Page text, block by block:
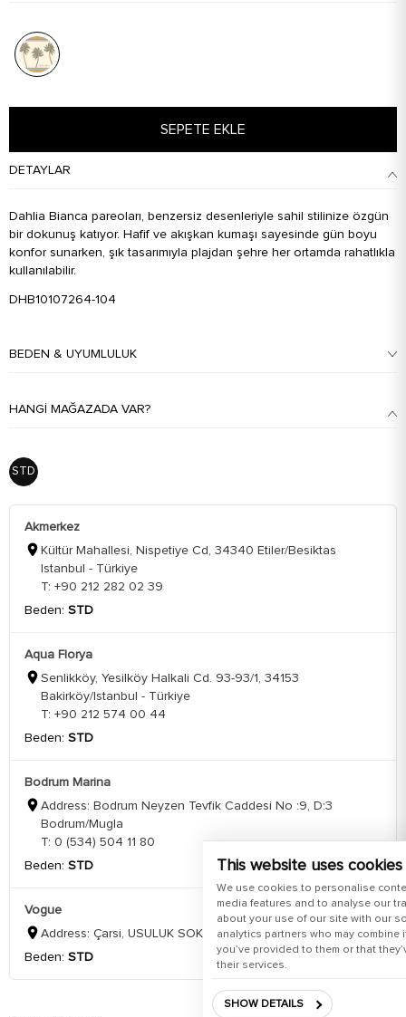
This website uses cookies
We use cookies to personalise
media features and to analyse our
about your use of our site with our
analytics partners who may
you’ve provided to them or that
their services.
SHOW DETAILS
SEPETE EKLE
DETAYLAR
Dahlia Bianca pareoları, benzersiz desenleriyle sahil stilinize özgün
bir dokunuş katıyor. Hafif ve akışkan kumaşı sayesinde gün boyu
konfor sunarken, şık tasarımıyla plajdan şehre her ortamda rahatlıkla
kullanılabilir.
DHB10107264-104
BEDEN & UYUMLULUK
HANGI MAĞAZADA VAR?
STD
Akmerkez
Kültür Mahallesi, Nispetiye Cd, 34340 Etiler/Besiktas
Istanbul - Türkiye
T: +90 212 282 02 39
Beden: STD
Aqua Florya
Senlikköy, Yesilköy Halkali Cd. 93-93/1, 34153
Bakirköy/Istanbul - Türkiye
T: +90 212 574 00 44
Beden: STD
Bodrum Marina
Address: Bodrum Neyzen Tevfik Caddesi No :9, D:3
Bodrum/Mugla
T: 0 (534) 504 11 80
Beden: STD
Vogue
Address: Çarsi, USULUK SOKAK, 48415 Bodrum/Mugla
Beden: STD